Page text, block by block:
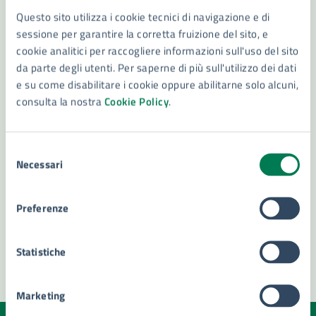
Questo sito utilizza i cookie tecnici di navigazione e di
sessione per garantire la corretta fruizione del sito, e
cookie analitici per raccogliere informazioni sull'uso del sito
da parte degli utenti. Per saperne di più sull'utilizzo dei dati
e su come disabilitare i cookie oppure abilitarne solo alcuni,
consulta la nostraCookie Policy.
delNecessari
Preferenze
Statistiche
Marketing
già attribuito con deter. n. 364 1/2/23
DOCUMENTO FUNZIONAMENTO INTERNO
Anagrafe, Stato civile – Servizio Stato Civile Nomina
Funzionario incaricato ad interim: sig.ra Dugo Loredana
»